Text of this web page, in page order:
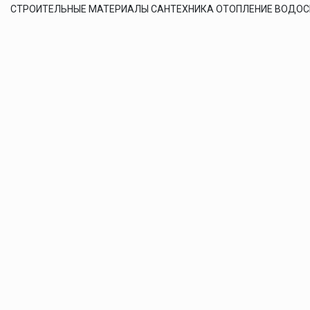
СТРОИТЕЛЬНЫЕ МАТЕРИАЛЫ САНТЕХНИКА ОТОПЛЕНИЕ